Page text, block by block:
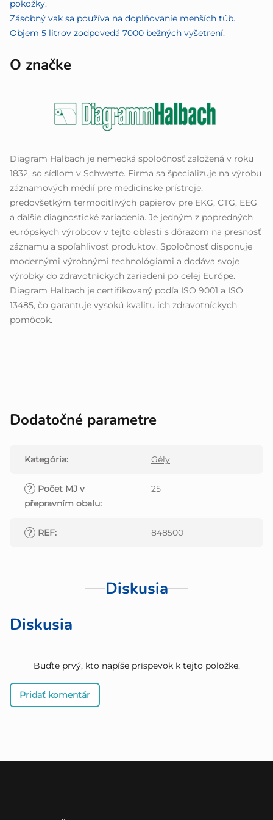
pokožky.
Zásobný vak sa používa na doplňovanie menších túb.
Objem 5 litrov zodpovedá 7000 bežných vyšetrení.
O značke
Diagram Halbach je nemecká spoločnosť založená v roku
1832, so sídlom v Schwerte. Firma sa špecializuje na výrobu
záznamových médií pre medicínske prístroje,
predovšetkým termocitlivých papierov pre EKG, CTG, EEG
a ďalšie diagnostické zariadenia. Je jedným z popredných
európskych výrobcov v tejto oblasti s dôrazom na presnosť
záznamu a spoľahlivosť produktov. Spoločnosť disponuje
modernými výrobnými technológiami a dodáva svoje
výrobky do zdravotníckych zariadení po celej Európe.
Diagram Halbach je certifikovaný podľa ISO 9001 a ISO
13485, čo garantuje vysokú kvalitu ich zdravotníckych
pomôcok.
Dodatočné parametre
Kategória: Gély
? Počet MJ v
přepravním obalu:
25
? REF: 848500
Diskusia
Diskusia
Buďte prvý, kto napíše príspevok k tejto položke.
Pridať komentár